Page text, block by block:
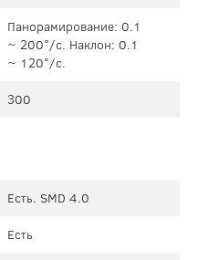
Панорамирование: 0.1
~ 200°/с. Наклон: 0.1
~ 120°/с.
300
Есть. SMD 4.0
Есть